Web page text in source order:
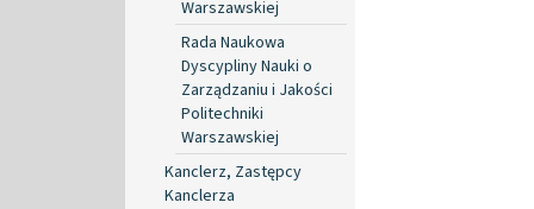
Warszawskiej
Rada Naukowa
Dyscypliny Nauki o
Zarządzaniu i Jakości
Politechniki
Warszawskiej
Kanclerz, Zastępcy
Kanclerza